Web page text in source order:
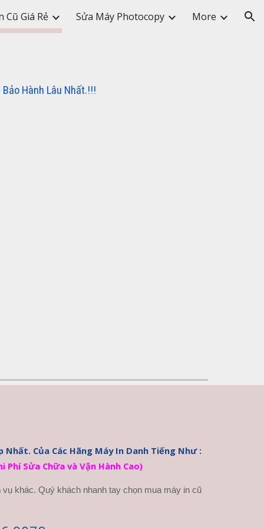
Cũ Giá Rẻ Sửa Máy Photocopy More
Hành Lâu Nhất.!!!
HiTech Chuyên Cung Cấp Những Dòng Máy In Dễ Sử Dụng, Độ Bền Cao, Chi Phí Sửa Chữa và Nạp Mực Thấp Nhất. Của Các Hãng Máy In Danh Tiếng Như :
Phí Sửa Chữa và Vận Hành Cao)
khác. Quý khách nhanh tay chọn mua máy in cũ